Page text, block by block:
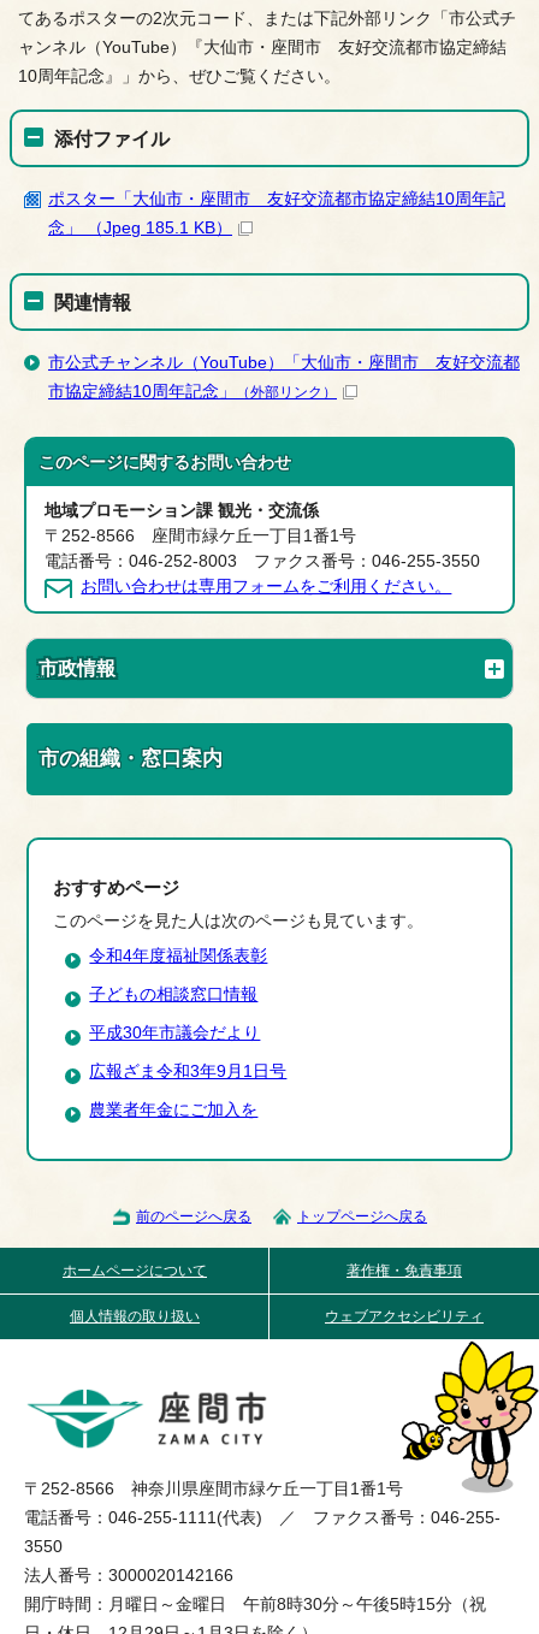
てあるポスターの2次元コード、または下記外部リンク「市公式チ
ャンネル（YouTube）『大仙市・座間市 友好交流都市協定締結
10周年記念』」から、ぜひご覧ください。
添付ファイル
ポスター「大仙市・座間市 友好交流都市協定締結10周年記
念」 （Jpeg 185.1 KB）
関連情報
市公式チャンネル（YouTube）「大仙市・座間市 友好交流都
市協定締結10周年記念」
（外部リンク）
このページに関するお問い合わせ
地域プロモーション課 観光・交流係
〒252-8566 座間市緑ケ丘一丁目1番1号
電話番号：046-252-8003 ファクス番号：046-255-3550
お問い合わせは専用フォームをご利用ください。
市政情報
市の組織・窓口案内
おすすめページ
このページを見た人は次のページも見ています。
令和4年度福祉関係表彰
子どもの相談窓口情報
平成30年市議会だより
広報ざま令和3年9月1日号
農業者年金にご加入を
前のページへ戻る トップページへ戻る
ホームページについて 著作権・免責事項
個人情報の取り扱い ウェブアクセシビリティ
〒252-8566 神奈川県座間市緑ケ丘一丁目1番1号
電話番号：046-255-1111(代表) ／ ファクス番号：046-255-
3550
法人番号：3000020142166
開庁時間：月曜日～金曜日 午前8時30分～午後5時15分（祝